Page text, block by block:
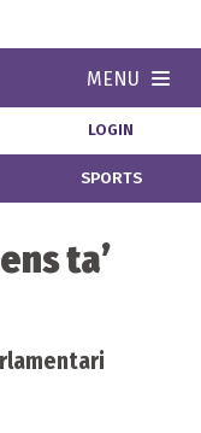
MENU
LOGIN
SPORTS
ta’